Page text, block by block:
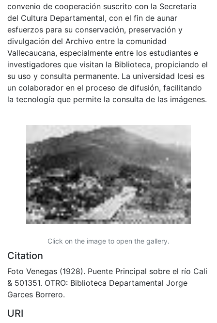
convenio de cooperación suscrito con la Secretaria
del Cultura Departamental, con el fin de aunar
esfuerzos para su conservación, preservación y
divulgación del Archivo entre la comunidad
Vallecaucana, especialmente entre los estudiantes e
investigadores que visitan la Biblioteca, propiciando el
su uso y consulta permanente. La universidad Icesi es
un colaborador en el proceso de difusión, facilitando
la tecnología que permite la consulta de las imágenes.
Click on the image to open the gallery.
Citation
Foto Venegas (1928). Puente Principal sobre el río Cali
& 501351. OTRO: Biblioteca Departamental Jorge
Garces Borrero.
URI